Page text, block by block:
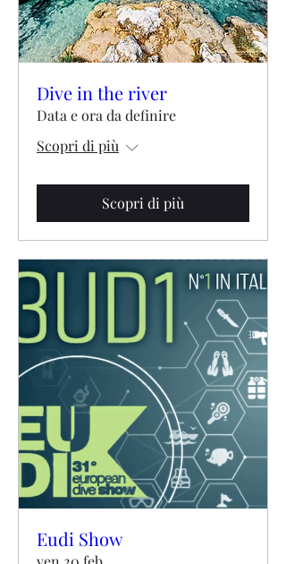
Dive in the river
Data e ora da definire
Scopri di più
Scopri di più
Eudi Show